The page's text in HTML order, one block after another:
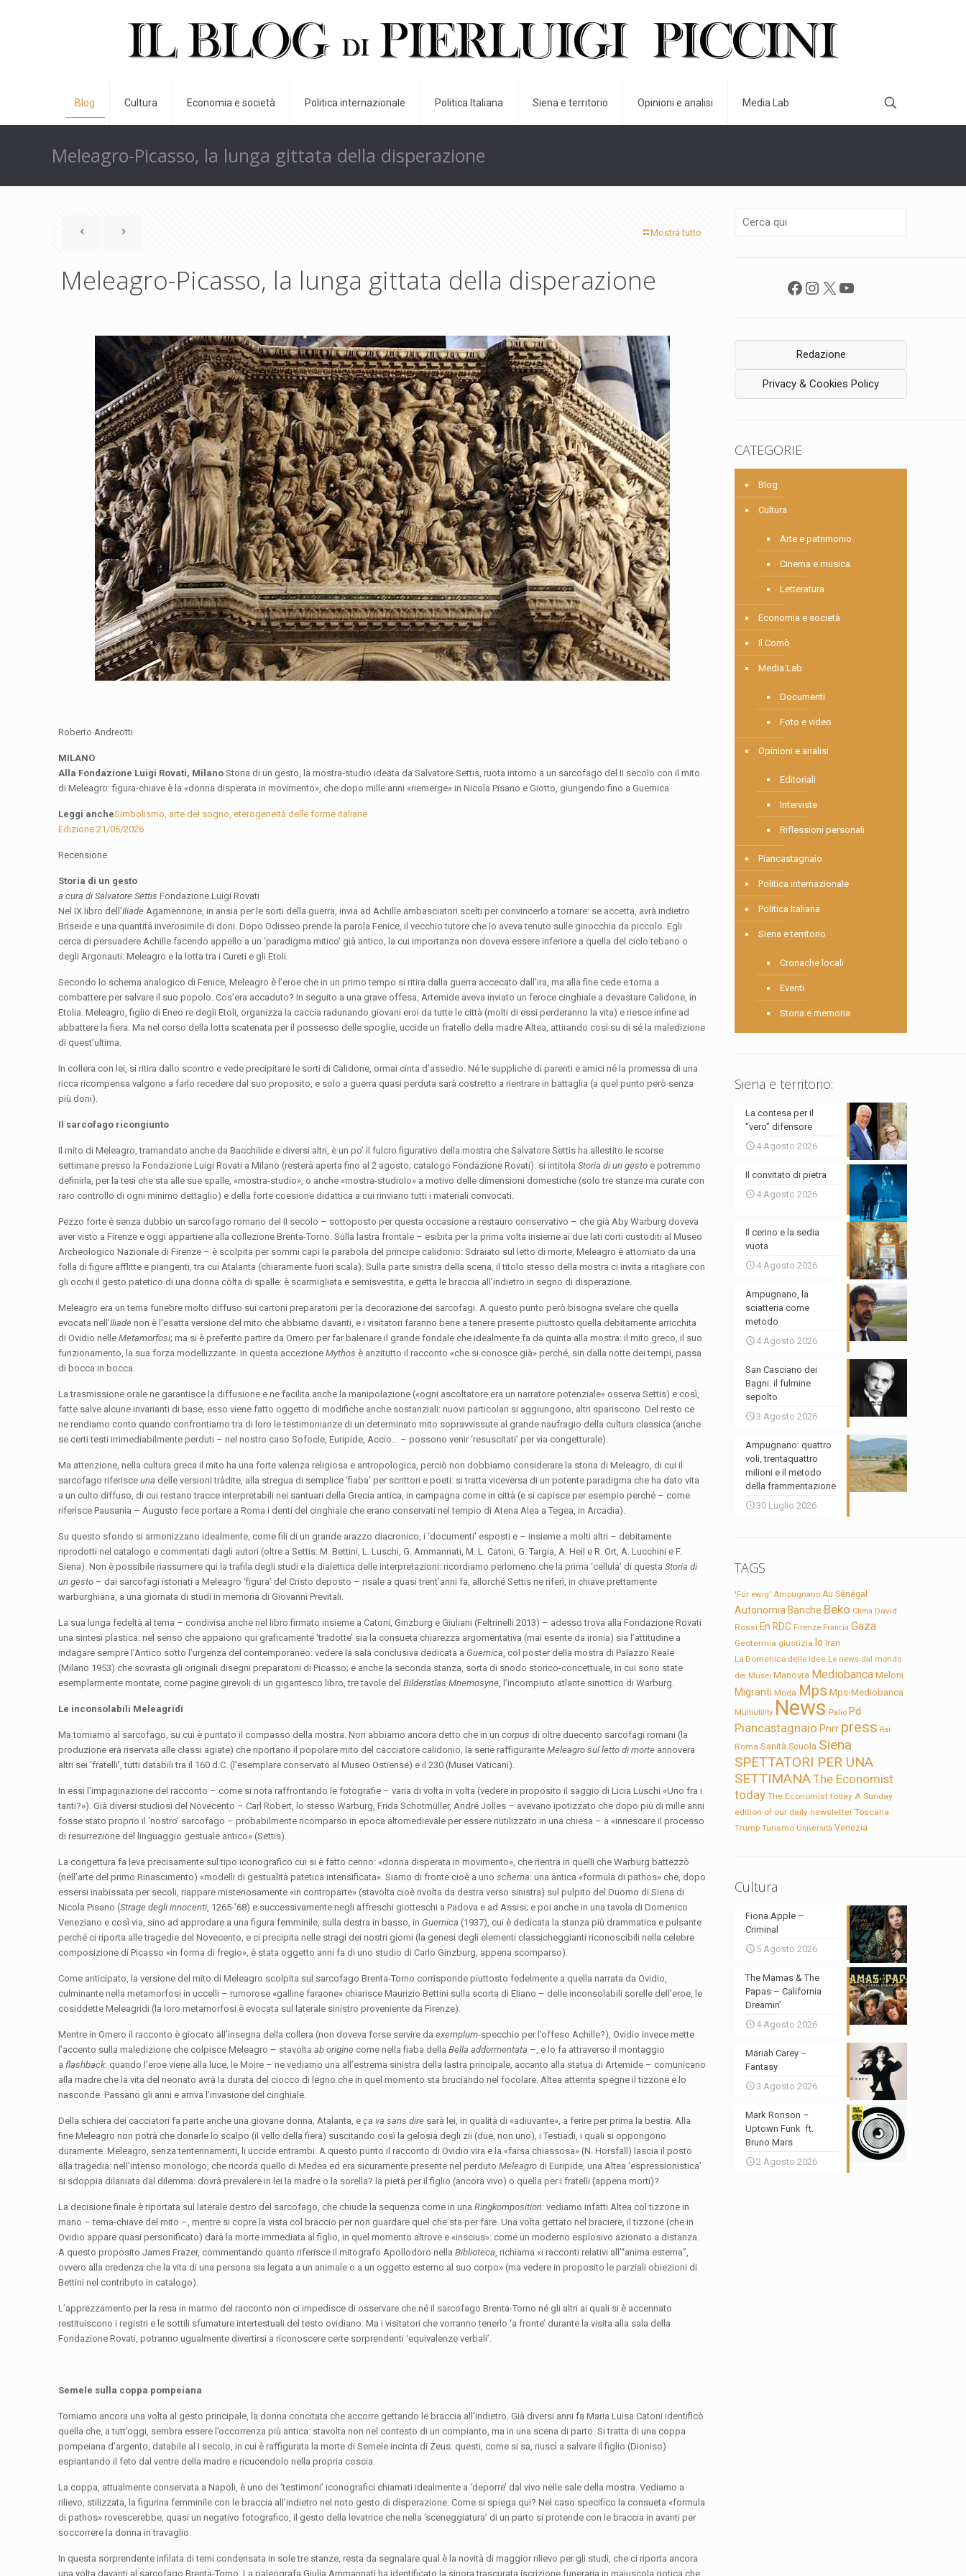
Blog Cultura Economia e società Politica internazionale Politica Italiana Siena e territorio Opinioni e analisi Media Lab
Meleagro-Picasso, la lunga gittata della disperazione
Mostra tutto
Meleagro-Picasso, la lunga gittata della disperazione
Roberto Andreotti
MILANO
Alla Fondazione Luigi Rovati, MilanoStoria di un gesto, la mostra-studio ideata da Salvatore Settis, ruota intorno a un sarcofago del II secolo con il mito
di Meleagro: figura-chiave è la «donna disperata in movimento», che dopo mille anni «riemerge» in Nicola Pisano e Giotto, giungendo fino a Guernica
Leggi ancheSimbolismo, arte del sogno, eterogeneità delle forme italiane
Edizione 21/06/2026
Recensione
Storia di un gesto
a cura di Salvatore SettisFondazione Luigi Rovati
Nel IX libro dell’Iliade Agamennone, in ansia per le sorti della guerra, invia ad Achille ambasciatori scelti per convincerlo a tornare: se accetta, avrà indietro
Briseide e una quantità inverosimile di doni. Dopo Odisseo prende la parola Fenice, il vecchio tutore che lo aveva tenuto sulle ginocchia da piccolo. Egli
cerca di persuadere Achille facendo appello a un ‘paradigma mitico’ già antico, la cui importanza non doveva essere inferiore a quella del ciclo tebano o
degli Argonauti: Meleagro e la lotta tra i Cureti e gli Etoli.
Secondo lo schema analogico di Fenice, Meleagro è l’eroe che in un primo tempo si ritira dalla guerra accecato dall’ira, ma alla fine cede e torna a
combattere per salvare il suo popolo. Cos’era accaduto? In seguito a una grave offesa, Artemide aveva inviato un feroce cinghiale a devastare Calidone, in
Etolia. Meleagro, figlio di Eneo re degli Etoli, organizza la caccia radunando giovani eroi da tutte le città (molti di essi perderanno la vita) e riesce infine ad
abbattere la fiera. Ma nel corso della lotta scatenata per il possesso delle spoglie, uccide un fratello della madre Altea, attirando così su di sé la maledizione
di quest’ultima.
In collera con lei, si ritira dallo scontro e vede precipitare le sorti di Calidone, ormai cinta d’assedio. Né le suppliche di parenti e amici né la promessa di una
ricca ricompensa valgono a farlo recedere dal suo proposito, e solo a guerra quasi perduta sarà costretto a rientrare in battaglia (a quel punto però senza
più doni).
Il sarcofago ricongiunto
Il mito di Meleagro, tramandato anche da Bacchilide e diversi altri, è un po’ il fulcro figurativo della mostra che Salvatore Settis ha allestito le scorse
settimane presso la Fondazione Luigi Rovati a Milano (resterà aperta fino al 2 agosto; catalogo Fondazione Rovati): si intitolaStoria di un gesto e potremmo
definirla, per la tesi che sta alle sue spalle, «mostra-studio», o anche «mostra-studiolo» a motivo delle dimensioni domestiche (solo tre stanze ma curate con
raro controllo di ogni minimo dettaglio) e della forte coesione didattica a cui rinviano tutti i materiali convocati.
Pezzo forte è senza dubbio un sarcofago romano del II secolo – sottoposto per questa occasione a restauro conservativo – che già Aby Warburg doveva
aver visto a Firenze e oggi appartiene alla collezione Brenta-Torno. Sulla lastra frontale – esibita per la prima volta insieme ai due lati corti custoditi al Museo
Archeologico Nazionale di Firenze – è scolpita per sommi capi la parabola del principe calidonio. Sdraiato sul letto di morte, Meleagro è attorniato da una
folla di figure afflitte e piangenti, tra cui Atalanta (chiaramente fuori scala). Sulla parte sinistra della scena, il titolo stesso della mostra ci invita a ritagliare con
gli occhi il gesto patetico di una donna còlta di spalle: è scarmigliata e semisvestita, e getta le braccia all’indietro in segno di disperazione.
Meleagro era un tema funebre molto diffuso sui cartoni preparatorii per la decorazione dei sarcofagi. A questo punto però bisogna svelare che quella
evocata nell’Iliade non è l’esatta versione del mito che abbiamo davanti, e i visitatori faranno bene a tenere presente piuttosto quella debitamente arricchita
di Ovidio nelleMetamorfosi; ma si è preferito partire da Omero per far balenare il grande fondale che idealmente fa da quinta alla mostra: il mito greco, il suo
funzionamento, la sua forza modellizzante. In questa accezioneMythos è anzitutto il racconto «che si conosce già» perché, sin dalla notte dei tempi, passa
di bocca in bocca.
La trasmissione orale ne garantisce la diffusione e ne facilita anche la manipolazione («ogni ascoltatore era un narratore potenziale» osserva Settis) e così,
fatte salve alcune invarianti di base, esso viene fatto oggetto di modifiche anche sostanziali: nuovi particolari si aggiungono, altri spariscono. Del resto ce
ne rendiamo conto quando confrontiamo tra di loro le testimonianze di un determinato mito sopravvissute al grande naufragio della cultura classica (anche
se certi testi irrimediabilmente perduti – nel nostro caso Sofocle, Euripide, Accio… – possono venir ‘resuscitati’ per via congetturale).
Ma attenzione, nella cultura greca il mito ha una forte valenza religiosa e antropologica, perciò non dobbiamo considerare la storia di Meleagro, di cui il
sarcofago riferisceuna delle versioni tràdite, alla stregua di semplice ‘fiaba’ per scrittori e poeti: si tratta viceversa di un potente paradigma che ha dato vita
a un culto diffuso, di cui restano tracce interpretabili nei santuari della Grecia antica, in campagna come in città (e si capisce per esempio perché – come
riferisce Pausania – Augusto fece portare a Roma i denti del cinghiale che erano conservati nel tempio di Atena Alea a Tegea, in Arcadia).
Su questo sfondo si armonizzano idealmente, come fili di un grande arazzo diacronico, i ‘documenti’ esposti e – insieme a molti altri – debitamente
riprodotti nel catalogo e commentati dagli autori (oltre a Settis: M. Bettini, L. Luschi, G. Ammannati, M. L. Catoni, G. Targia, A. Heil e R. Ort, A. Lucchini e F.
Siena). Non è possibile riassumere qui la trafila degli studi e la dialettica delle interpretazioni: ricordiamo perlomeno che la prima ‘cellula’ di questaStoria di
un gesto – dai sarcofagi istoriati a Meleagro ‘figura’ del Cristo deposto – risale a quasi trent’anni fa, allorché Settis ne riferì, in chiave prettamente
warburghiana, a una giornata di studi in memoria di Giovanni Previtali.
La sua lunga fedeltà al tema – condivisa anche nel libro firmato insieme a Catoni, Ginzburg e Giuliani (Feltrinelli 2013) – adesso trova alla Fondazione Rovati
una sintesi plastica: nel senso che appaiono qui graficamente ‘tradotte’ sia la consueta chiarezza argomentativa (mai esente da ironia) sia l’attitudine a
indagare sempre l’Antico sotto l’urgenza del contemporaneo: vedere la sala conclusiva dedicata aGuernica, col poster della mostra di Palazzo Reale
(Milano 1953) che sovrasta gli originali disegni preparatorii di Picasso; e anche la seconda stanza, sorta di snodo storico-concettuale, in cui sono state
esemplarmente montate, come pagine girevoli di un gigantesco libro, tre tavole delBilderatlas Mnemosyne, l’incompiuto atlante sinottico di Warburg.
Le inconsolabili Meleagridi
Ma torniamo al sarcofago, su cui è puntato il compasso della mostra. Non abbiamo ancora detto che in uncorpus di oltre duecento sarcofagi romani (la
produzione era riservata alle classi agiate) che riportano il popolare mito del cacciatore calidonio, la serie raffiguranteMeleagro sul letto di morte annovera
altri sei ‘fratelli’, tutti databili tra il 160 d.C. (l’esemplare conservato al Museo Ostiense) e il 230 (Musei Vaticani).
In essi l’impaginazione del racconto – come si nota raffrontando le fotografie – varia di volta in volta (vedere in proposito il saggio di Licia Luschi «Uno fra i
tanti?»). Già diversi studiosi del Novecento – Carl Robert, lo stesso Warburg, Frida Schotmüller, André Jolles – avevano ipotizzato che dopo più di mille anni
fosse stato proprio il ‘nostro’ sarcofago – probabilmente ricomparso in epoca altomedievale per essere riutilizzato in una chiesa – a «innescare il processo
di resurrezione del linguaggio gestuale antico» (Settis).
La congettura fa leva precisamente sul tipo iconografico cui si è fatto cenno: «donna disperata in movimento», che rientra in quelli che Warburg battezzò
(nell’arte del primo Rinascimento) «modelli di gestualità patetica intensificata». Siamo di fronte cioè a unoschema: una antica «formula di pathos» che, dopo
essersi inabissata per secoli, riappare misteriosamente «in controparte» (stavolta cioè rivolta da destra verso sinistra) sul pulpito del Duomo di Siena di
Nicola Pisano (Strage degli innocenti, 1265-’68) e successivamente negli affreschi giotteschi a Padova e ad Assisi; e poi anche in una tavola di Domenico
Veneziano e così via, sino ad approdare a una figura femminile, sulla destra in basso, inGuernica (1937), cui è dedicata la stanza più drammatica e pulsante
perché ci riporta alle tragedie del Novecento, e ci precipita nelle stragi dei nostri giorni (la genesi degli elementi classicheggianti riconoscibili nella celebre
composizione di Picasso «in forma di fregio», è stata oggetto anni fa di uno studio di Carlo Ginzburg, appena scomparso).
Come anticipato, la versione del mito di Meleagro scolpita sul sarcofago Brenta-Torno corrisponde piuttosto fedelmente a quella narrata da Ovidio,
culminante nella metamorfosi in uccelli – rumorose «galline faraone» chiarisce Maurizio Bettini sulla scorta di Eliano – delle inconsolabili sorelle dell’eroe, le
cosiddette Meleagridi (la loro metamorfosi è evocata sul laterale sinistro proveniente da Firenze).
Mentre in Omero il racconto è giocato all’insegna della collera (non doveva forse servire daexemplum-specchio per l’offeso Achille?), Ovidio invece mette
l’accento sulla maledizione che colpisce Meleagro – stavoltaab origine come nella fiaba dellaBella addormentata –, e lo fa attraverso il montaggio
aflashback: quando l’eroe viene alla luce, le Moire – ne vediamo una all’estrema sinistra della lastra principale, accanto alla statua di Artemide – comunicano
alla madre che la vita del neonato avrà la durata del ciocco di legno che in quel momento sta bruciando nel focolare. Altea atterrita spegne il tizzone e lo
nasconde. Passano gli anni e arriva l’invasione del cinghiale.
Della schiera dei cacciatori fa parte anche una giovane donna, Atalanta, eça va sans dire sarà lei, in qualità di «adiuvante», a ferire per prima la bestia. Alla
fine Meleagro non potrà che donarle lo scalpo (il vello della fiera) suscitando così la gelosia degli zii (due, non uno), i Testiadi, i quali si oppongono
duramente. Meleagro, senza tentennamenti, li uccide entrambi. A questo punto il racconto di Ovidio vira e la «farsa chiassosa» (N. Horsfall) lascia il posto
alla tragedia: nell’intenso monologo, che ricorda quello di Medea ed era sicuramente presente nel perdutoMeleagro di Euripide, una Altea ‘espressionistica’
si sdoppia dilaniata dal dilemma: dovrà prevalere in lei la madre o la sorella? la pietà per il figlio (ancora vivo) o quella per i fratelli (appena morti)?
La decisione finale è riportata sul laterale destro del sarcofago, che chiude la sequenza come in unaRingkomposition: vediamo infatti Altea col tizzone in
mano – tema-chiave del mito –, mentre si copre la vista col braccio per non guardare quel che sta per fare. Una volta gettato nel braciere, il tizzone (che in
Ovidio appare quasi personificato) darà la morte immediata al figlio, in quel momento altrove e «inscius»: come un moderno esplosivo azionato a distanza.
A questo proposito James Frazer, commentando quanto riferisce il mitografo Apollodoro nellaBiblioteca, richiama «i racconti relativi all’“anima esterna”,
ovvero alla credenza che la vita di una persona sia legata a un animale o a un oggetto esterno al suo corpo» (ma vedere in proposito le parziali obiezioni di
Bettini nel contributo in catalogo).
L’apprezzamento per la resa in marmo del racconto non ci impedisce di osservare che né il sarcofago Brenta-Torno né gli altri ai quali si è accennato
restituiscono i registri e le sottili sfumature intertestuali del testo ovidiano. Ma i visitatori che vorranno tenerlo ‘a fronte’ durante la visita alla sala della
Fondazione Rovati, potranno ugualmente divertirsi a riconoscere certe sorprendenti ‘equivalenze verbali’.
Semele sulla coppa pompeiana
Torniamo ancora una volta al gesto principale, la donna concitata che accorre gettando le braccia all’indietro. Già diversi anni fa Maria Luisa Catoni identificò
quella che, a tutt’oggi, sembra essere l’occorrenza più antica: stavolta non nel contesto di un compianto, ma in una scena di parto. Si tratta di una coppa
pompeiana d’argento, databile al I secolo, in cui è raffigurata la morte di Semele incinta di Zeus: questi, come si sa, riuscì a salvare il figlio (Dioniso)
espiantando il feto dal ventre della madre e ricucendolo nella propria coscia.
La coppa, attualmente conservata a Napoli, è uno dei ‘testimoni’ iconografici chiamati idealmente a ‘deporre’ dal vivo nelle sale della mostra. Vediamo a
rilievo, stilizzata, la figurina femminile con le braccia all’indietro nel noto gesto di disperazione. Come si spiega qui? Nel caso specifico la consueta «formula
di pathos» rovescerebbe, quasi un negativo fotografico, il gesto della levatrice che nella ‘sceneggiatura’ di un parto si protende con le braccia in avanti per
soccorrere la donna in travaglio.
In questa sorprendente infilata di temi condensata in sole tre stanze, resta da segnalare qual è la novità di maggior rilievo per gli studi, che ci riporta ancora
una volta davanti al sarcofago Brenta-Torno. La paleografa Giulia Ammannati ha identificato la sinora trascurata iscrizione funeraria in maiuscola gotica che
Facebook
Instagram
X YouTube
Redazione
Privacy & Cookies Policy
CATEGORIE
Blog
Cultura
Arte e patrimonio
Cinema e musica
Letteratura
Economia e società
Il Comò
Media Lab
Documenti
Foto e video
Opinioni e analisi
Editoriali
Interviste
Riflessioni personali
Piancastagnaio
Politica internazionale
Politica Italiana
Siena e territorio
Cronache locali
Eventi
Storia e memoria
Siena e territorio:
La contesa per il
“vero” difensore
4 Agosto 2026
Il convitato di pietra
4 Agosto 2026
Il cerino e la sedia
vuota
4 Agosto 2026
Ampugnano, la
sciatteria come
metodo
4 Agosto 2026
San Casciano dei
Bagni: il fulmine
sepolto
3 Agosto 2026
Ampugnano: quattro
voli, trentaquattro
milioni e il metodo
della frammentazione
30 Luglio 2026
TAGS
'Für ewig' Ampugnano Au Sénégal
Autonomia Banche Beko Clima David
Rossi En RDC Firenze Francia Gaza
Geotermia giustizia Io Iran
La Domenica delle Idee Le news dal mondo
dei Musei Manovra Mediobanca Meloni
Migranti Moda Mps Mps-Mediobanca
Multiutility News Palio Pd
Piancastagnaio Pnrr press Rai
Roma Sanità Scuola Siena
SPETTATORI PER UNA
SETTIMANAThe Economist
today The Economist today A Sunday
edition of our daily newsletter Toscana
Trump Turismo Università Venezia
Cultura
Fiona Apple –
Criminal
5 Agosto 2026
The Mamas & The
Papas – California
Dreamin’
4 Agosto 2026
Mariah Carey –
Fantasy
3 Agosto 2026
Mark Ronson –
Uptown Funk ft.
Bruno Mars
2 Agosto 2026